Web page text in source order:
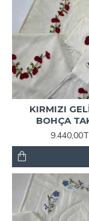
KIRMIZI
BOHÇA